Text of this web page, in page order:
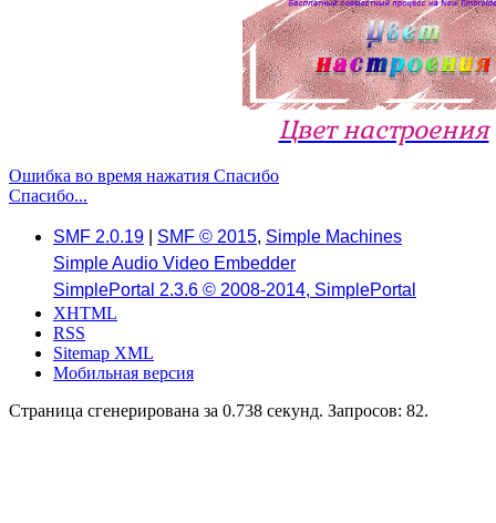
Цвет настроения
Ошибка во время нажатия Спасибо
Спасибо...
SMF 2.0.19 SMF © 2015, Simple Machines
Simple Audio Video Embedder
SimplePortal 2.3.6 © 2008-2014, SimplePortal
XHTML
RSS
Sitemap XML
Мобильная версия
Страница сгенерирована за 0.738 секунд. Запросов: 82.